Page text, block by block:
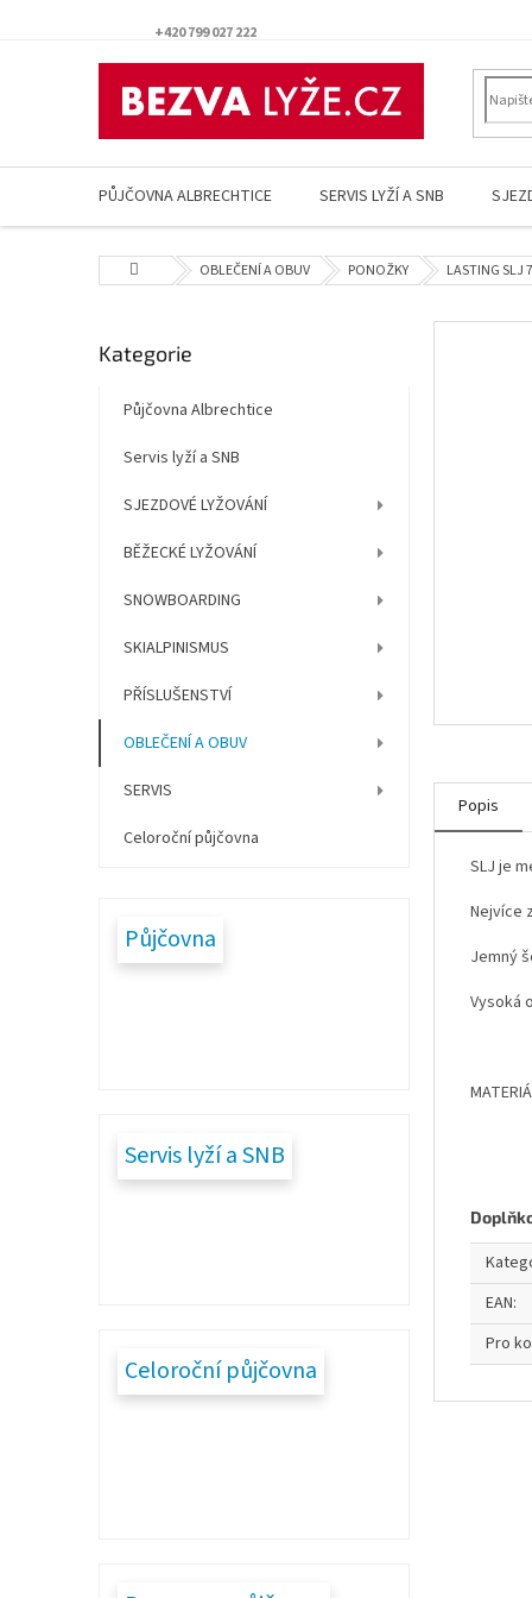
+420 799 027 222
PŮJČOVNA ALBRECHTICE SERVIS LYŽÍ A SNB
Domů OBLEČENÍ A OBUV PONOŽKY LASTING
o
Přeskočit
Kategorie
Půjčovna Albrechtice
Servis lyží a SNB
SJEZDOVÉ LYŽOVÁNÍ
BĚŽECKÉ LYŽOVÁNÍ
SNOWBOARDING
SKIALPINISMUS
PŘÍSLUŠENSTVÍ
OBLEČENÍ A OBUV
SERVIS
Celoroční půjčovna
Půjčovna
Servis lyží a SNB
Celoroční půjčovna
Popis
SLJ je
Nejvíce
Jemný
Vysoká
EAN:
Pro